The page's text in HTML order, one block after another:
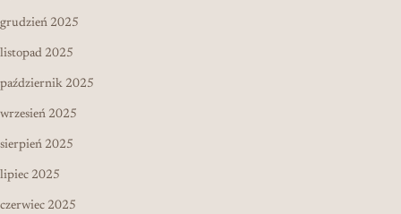
grudzień 2025
listopad 2025
październik 2025
wrzesień 2025
sierpień 2025
lipiec 2025
czerwiec 2025